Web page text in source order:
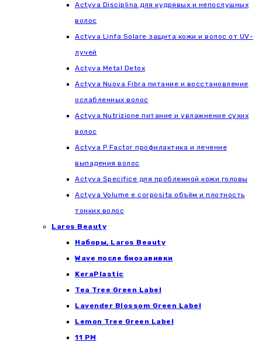
Actyva Disciplina для кудрявых и непослушных
волос
Actyva Linfa Solare защита кожи и волос от UV-
лучей
Actyva Metal Detox
Actyva Nuova Fibra питание и восстановление
ослабленных волос
Actyva Nutrizione питание и увлажнение сухих
волос
Actyva P Factor профилактика и лечение
выпадения волос
Actyva Specifice для проблемной кожи головы
Actyva Volume e corposita объём и плотность
тонких волос
Laros Beauty
Наборы, Laros Beauty
Wave после биозавивки
KeraPlastic
Tea Tree Green Label
Lavender Blossom Green Label
Lemon Tree Green Label
11 PM